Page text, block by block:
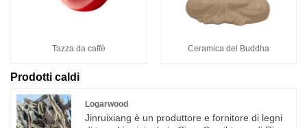
Tazza da caffè Ceramica del Buddha
Prodotti caldi
Logarwood
Jinruixiang è un produttore e fornitore di legni